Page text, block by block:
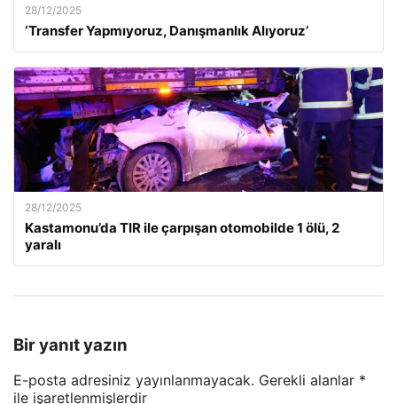
28/12/2025
‘Transfer Yapmıyoruz, Danışmanlık Alıyoruz’
28/12/2025
Kastamonu’da TIR ile çarpışan otomobilde 1 ölü, 2
yaralı
Bir yanıt yazın
E-posta adresiniz yayınlanmayacak. Gerekli alanlar *
ile işaretlenmişlerdir